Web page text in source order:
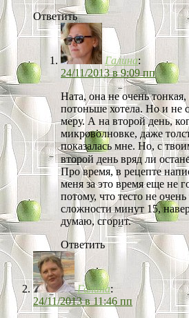
Ответить
Галина:
24/11/2013 в 9:09 пп
Ната, она не очень
потоньше хотела. Но и не
меру. А на второй день,
микроволновке, даже
показалась мне. Но, с
второй день вряд ли
Про время, в рецепте
меня за это время еще не
потому, что тесто не
сложности минут 15,
думаю, сгорит.
Ответить
Галина:
24/11/2013 в 11:46 пп